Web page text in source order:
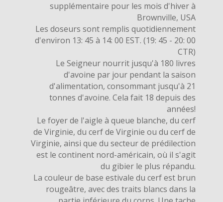
supplémentaire pour les mois d'hiver à
Brownville, USA
Les doseurs sont remplis quotidiennement
d'environ 13: 45 à 14: 00 EST. (19: 45 - 20: 00
CTR)
Le Seigneur nourrit jusqu'à 180 livres
d'avoine par jour pendant la saison
d'alimentation, consommant jusqu'à 21
tonnes d'avoine. Cela fait 18 depuis des
années!
Le foyer de l'aigle à queue blanche, du cerf
de Virginie, du cerf de Virginie ou du cerf de
Virginie, ainsi que du secteur de prédilection
est le continent nord-américain, où il s'agit
du gibier le plus répandu.
La couleur de base estivale du cerf est brun
rougeâtre, avec des traits blancs dans la